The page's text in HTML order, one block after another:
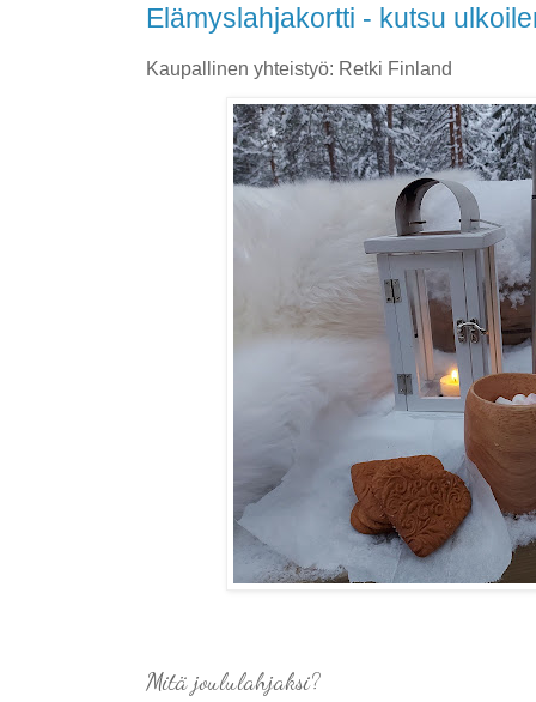
Elämyslahjakortti - kutsu
Kaupallinen yhteistyö: Retki Finland
Mitä joululahjaksi?